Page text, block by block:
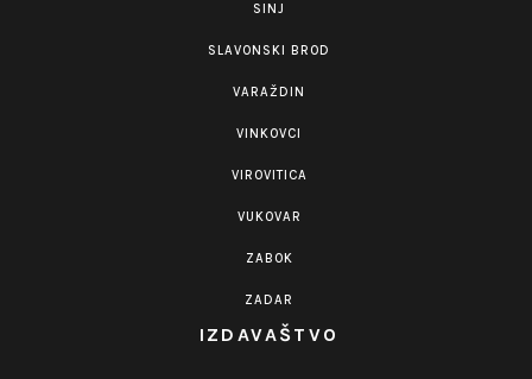
SINJ
SLAVONSKI BROD
VARAŽDIN
VINKOVCI
VIROVITICA
VUKOVAR
ZABOK
ZADAR
IZDAVAŠTVO